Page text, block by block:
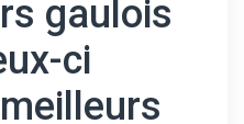
gaulois
ci